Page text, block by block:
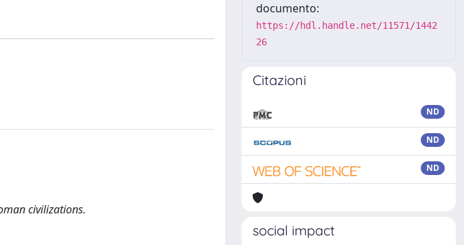
civilizations.
documento:
https://hdl.handle.net/11571/1442
26
Citazioni
ND
ND
ND
social impact